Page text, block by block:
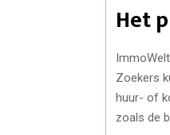
Het
Zoekers
huur- of
zoals de